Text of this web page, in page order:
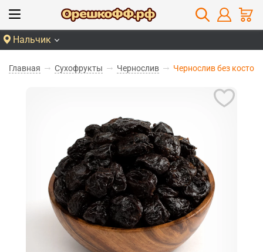
Нальчик
Главная Сухофрукты Чернослив Чернослив без